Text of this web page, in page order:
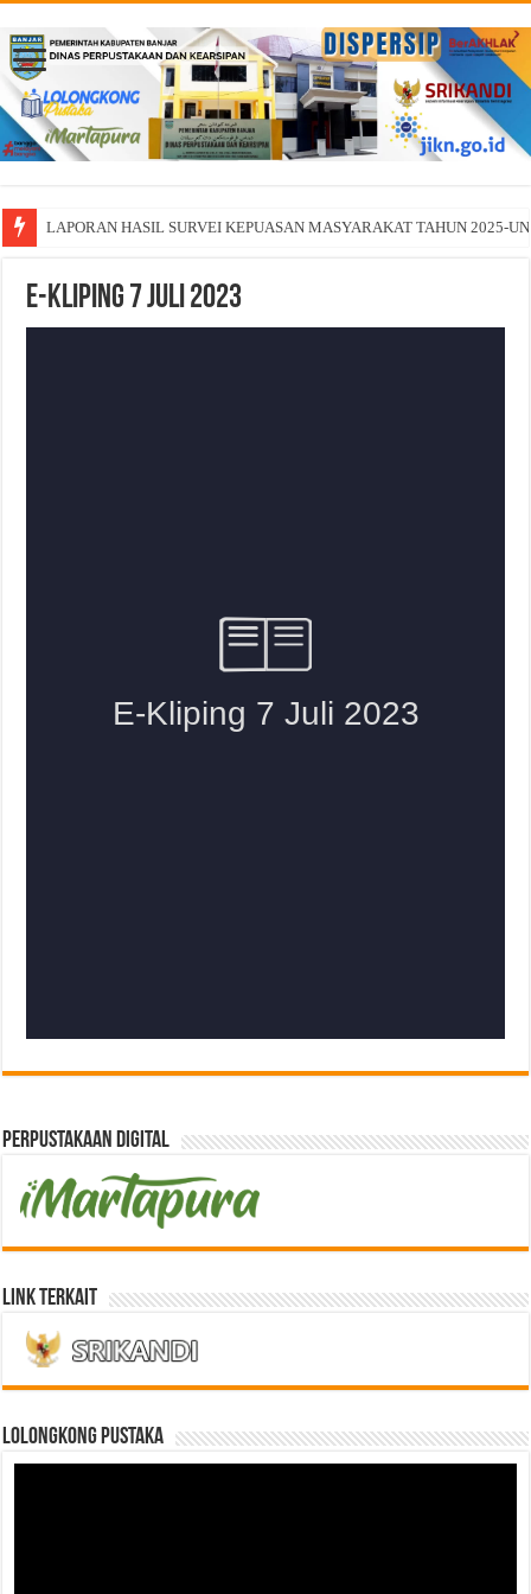
LAPORAN HASIL SURVEI KEPUASAN MASYARAKAT TAHUN 2025-
E-Kliping 7 Juli 2023
Perpustakaan Digital
Link Terkait
LOLONGKONG PUSTAKA